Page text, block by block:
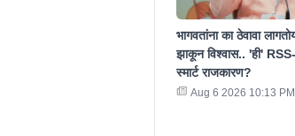
भागवतांना का ठेवावा
झाकून विश्वास.. 'ही'
स्मार्ट राजकारण?
Aug 6 2026 10:13 PM